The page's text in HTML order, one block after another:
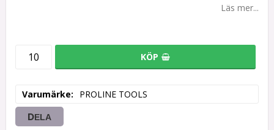
Läs mer...
KÖP
Varumärke PROLINE TOOLS
DELA